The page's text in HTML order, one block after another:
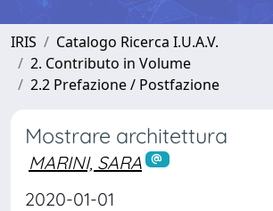
IRIS
Catalogo Ricerca I.U.A.V.
2. Contributo in Volume
2.2 Prefazione / Postfazione
Mostrare architettura
MARINI, SARA
2020-01-01